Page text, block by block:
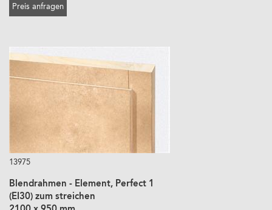
Preis anfragen
13975
Blendrahmen - Element, Perfect 1
(EI30) zum streichen